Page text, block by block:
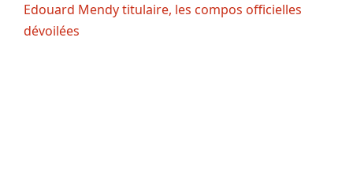
Edouard Mendy titulaire, les compos officielles
dévoilées